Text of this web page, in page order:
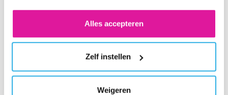
NOODZAKELIJKE COOKIES WILT. ONDER 'ZELF
ALTIJD JE TOESTEMMING VOOR DE COOKIES
Alles accepteren
Zelf instellen
Weigeren
WERKENDE NEDERLANDER WIL IN
2023 VOORAL BEZUINIGEN